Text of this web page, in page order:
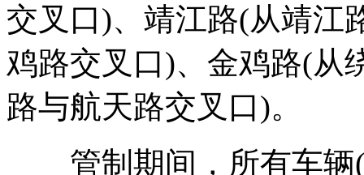
交叉口)、靖江路(从靖江
鸡路交叉口)、金鸡路(从
路与航天路交叉口)。
管制期间，所有车辆(